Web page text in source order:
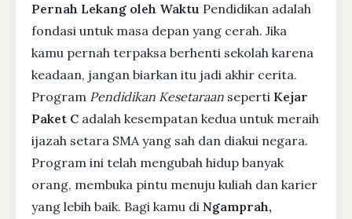
Pernah Lekang oleh Waktu Pendidikan adalah
fondasi untuk masa depan yang cerah. Jika
kamu pernah terpaksa berhenti sekolah karena
keadaan, jangan biarkan itu jadi akhir cerita.
Program Pendidikan Kesetaraan seperti Kejar
Paket C adalah kesempatan kedua untuk meraih
ijazah setara SMA yang sah dan diakui negara.
Program ini telah mengubah hidup banyak
orang, membuka pintu menuju kuliah dan karier
yang lebih baik. Bagi kamu di Ngamprah,